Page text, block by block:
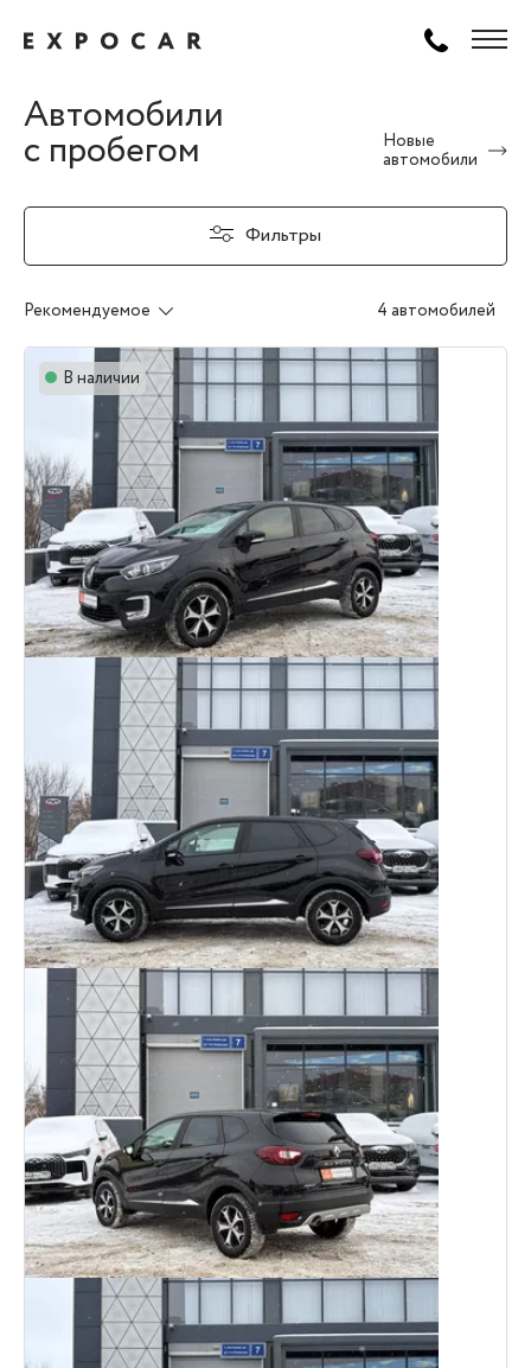
Автомобили
с пробегом
Новые
автомобили
Фильтры
Рекомендуемое 4 автомобилей
В наличии